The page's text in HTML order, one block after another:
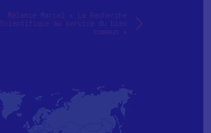
Mélanie Marcel « La Recherche
Scientifique au service du bien
commun »